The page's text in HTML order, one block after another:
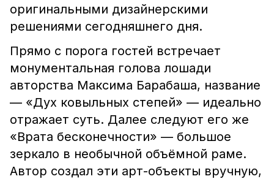
оригинальными дизайнерскими
решениями сегодняшнего дня.
Прямо с порога гостей встречает
монументальная голова лошади
авторства Максима Барабаша, название
— «Дух ковыльных степей» — идеально
отражает суть. Далее следуют его же
«Врата бесконечности» — большое
зеркало в необычной объёмной раме.
Автор создал эти арт-объекты вручную,